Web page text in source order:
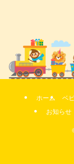
ホーム ベ
お知らせ